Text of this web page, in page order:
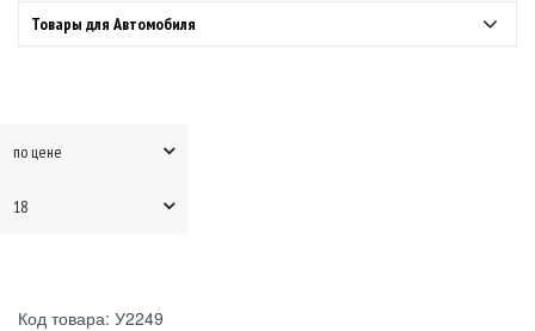
Товары для Автомобиля
по цене
18
Код товара: У2249